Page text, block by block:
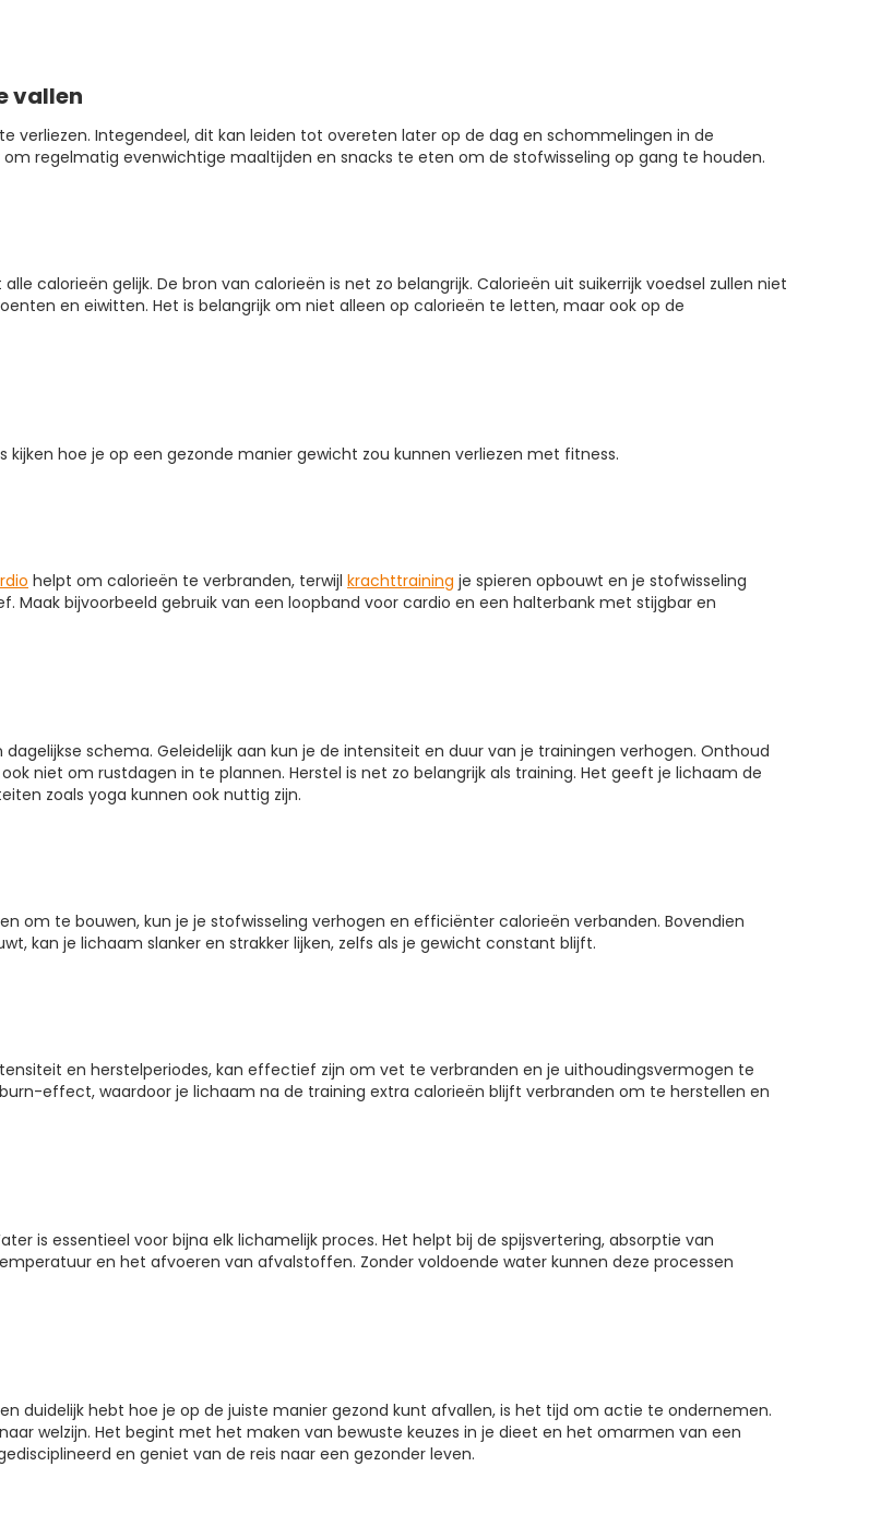
vallen
Integendeel, dit kan leiden tot overeten later op de dag en schommelingen in de
regelmatig evenwichtige maaltijden en snacks te eten om de stofwisseling op gang te houden.
calorieën gelijk. De bron van calorieën is net zo belangrijk. Calorieën uit suikerrijk voedsel zullen niet
en eiwitten. Het is belangrijk om niet alleen op calorieën te letten, maar ook op de
hoe je op een gezonde manier gewicht zou kunnen verliezen met fitness.
helpt om calorieën te verbranden, terwijl krachttraining je spieren opbouwt en je stofwisseling
bijvoorbeeld gebruik van een loopband voor cardio en een halterbank met stijgbar en
schema. Geleidelijk aan kun je de intensiteit en duur van je trainingen verhogen. Onthoud
niet om rustdagen in te plannen. Herstel is net zo belangrijk als training. Het geeft je lichaam de
zoals yoga kunnen ook nuttig zijn.
om te bouwen, kun je je stofwisseling verhogen en efficiënter calorieën verbanden. Bovendien
kan je lichaam slanker en strakker lijken, zelfs als je gewicht constant blijft.
en herstelperiodes, kan effectief zijn om vet te verbranden en je uithoudingsvermogen te
effect, waardoor je lichaam na de training extra calorieën blijft verbranden om te herstellen en
is essentieel voor bijna elk lichamelijk proces. Het helpt bij de spijsvertering, absorptie van
en het afvoeren van afvalstoffen. Zonder voldoende water kunnen deze processen
duidelijk hebt hoe je op de juiste manier gezond kunt afvallen, is het tijd om actie te ondernemen.
welzijn. Het begint met het maken van bewuste keuzes in je dieet en het omarmen van een
en geniet van de reis naar een gezonder leven.